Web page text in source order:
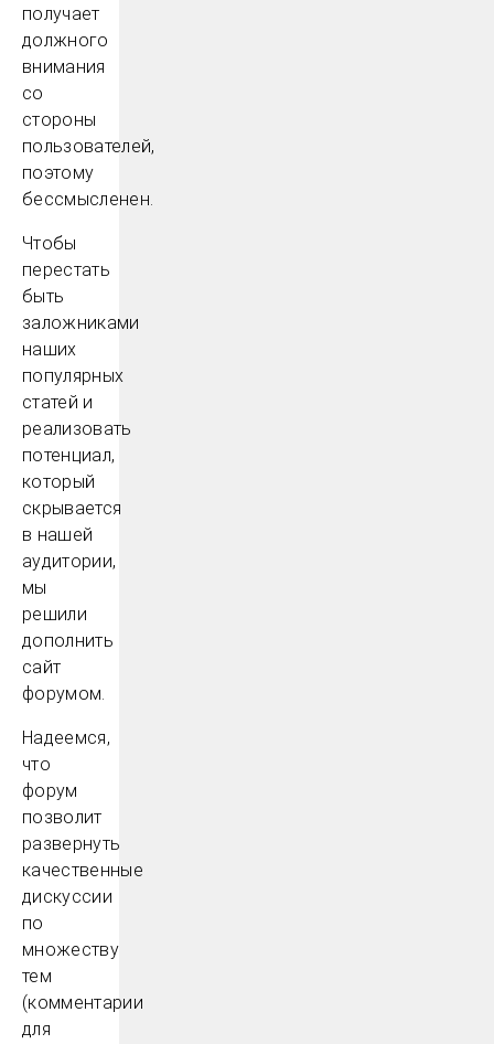
получает
должного
внимания
со
стороны
пользователей,
поэтому
бессмысленен.
Чтобы
перестать
быть
заложниками
наших
популярных
статей и
реализовать
потенциал,
который
скрывается
в нашей
аудитории,
мы
решили
дополнить
сайт
форумом.
Надеемся,
что
форум
позволит
развернуть
качественные
дискуссии
по
множеству
тем
(комментарии
для